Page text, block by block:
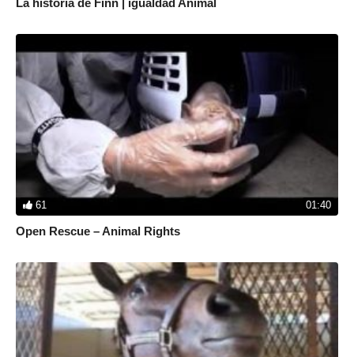
La historia de Finn | igualdad Animal
61 01:40
Open Rescue – Animal Rights